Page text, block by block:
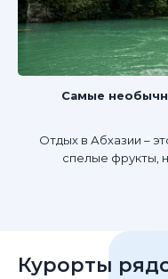
Самые
Отдых в Абхазии –
спелые фрукты,
Курорты